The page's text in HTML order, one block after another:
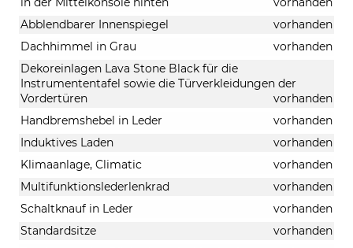
Abblendbarer Innenspiegel
vorhanden
Dachhimmel in Grau
vorhanden
Dekoreinlagen Lava Stone Black für die
Instrumententafel sowie die Türverkleidungen der
Vordertüren
vorhanden
Handbremshebel in Leder
vorhanden
Induktives Laden
vorhanden
Klimaanlage, Climatic
vorhanden
Multifunktionslederlenkrad
vorhanden
Schaltknauf in Leder
vorhanden
Standardsitze
vorhanden